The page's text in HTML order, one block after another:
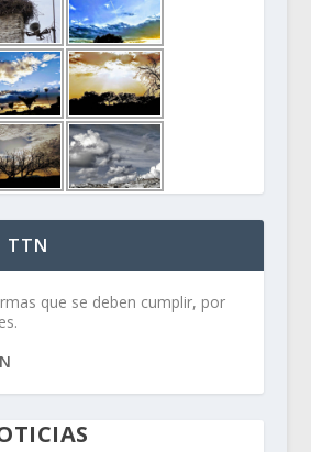
TTN
que se deben cumplir, por